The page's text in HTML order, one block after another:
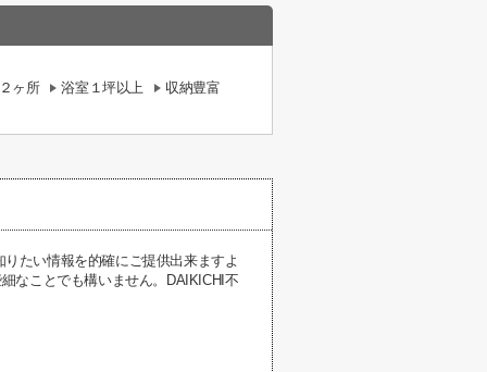
ヶ所 浴室１坪以上 収納豊富
たい情報を的確にご提供出来ますよ
なことでも構いません。DAIKICHI不